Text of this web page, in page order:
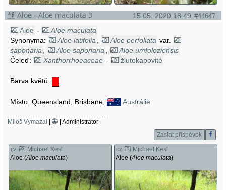
15.05. 2020 18:49 #44647
Aloe - Aloe maculata 3
Aloe -
Aloe maculata
Synonyma:
Aloe latifolia, Aloe perfoliata var.
saponaria, Aloe saponaria,
Aloe umfoloziensis
Čeleď:
Xanthorrhoeaceae - žlutokapovité
Barva květů:
Místo: Queensland, Brisbane, Austrálie
Miloš Vymazal |
| Administrator
Zaslat příspěvek
cz
Michael Kesl
Aloe (Aloe maculata)
cz
Michael Kesl
Aloe (Aloe maculata)